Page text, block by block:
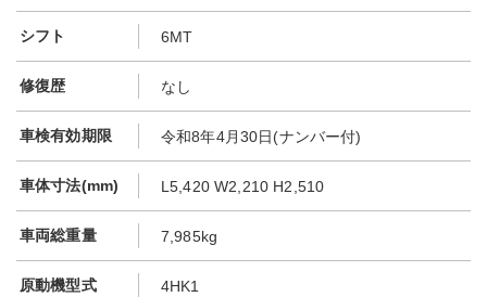
シフト 6MT
修復歴 なし
車検有効期限 令和8年4月30日(ナンバー付)
車体寸法(mm) L5,420 W2,210 H2,510
車両総重量 7,985kg
原動機型式 4HK1